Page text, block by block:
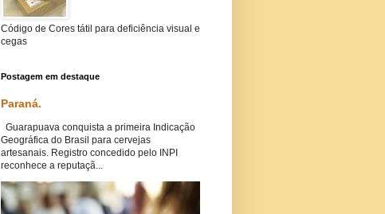
Código de Cores tátil para deficiência visual e
cegas
Postagem em destaque
Paraná.
Guarapuava conquista a primeira Indicação
Geográfica do Brasil para cervejas
artesanais. Registro concedido pelo INPI
reconhece a reputaçã...